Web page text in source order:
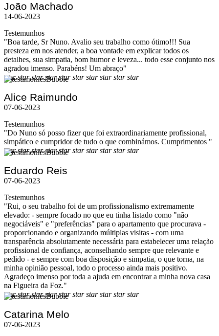
João Machado
14-06-2023
Testemunhos
"Boa tarde, Sr Nuno. Avalio seu trabalho como ótimo!!! Sua
presteza em nos atender, a boa vontade em explicar todos os
detalhes, sua simpatia, bom humor e leveza... todo esse conjunto nos
agradou imenso. Parabéns! Um abraço"
star star star star star star star star star star
Alice Raimundo
07-06-2023
Testemunhos
"Do Nuno só posso fizer que foi extraordinariamente profissional,
simpático e cumpridor de tudo o que combinámos. Cumprimentos "
star star star star star star star star star star
Eduardo Reis
07-06-2023
Testemunhos
"Rui, o seu trabalho foi de um profissionalismo extremamente
elevado: - sempre focado no que eu tinha listado como "não
negociáveis" e "preferências" para o apartamento que procurava -
proporcionando e organizando múltiplas visitas - com uma
transparência absolutamente necessária para estabelecer uma relação
profissional de confiança, aconselhando sempre que relevante e
pedido - e sempre com boa disposição e simpatia, o que torna, na
minha opinião pessoal, todo o processo ainda mais positivo.
Agradeço imenso por toda a ajuda em encontrar a minha nova casa
na Figueira da Foz."
star star star star star star star star star star
Catarina Melo
07-06-2023